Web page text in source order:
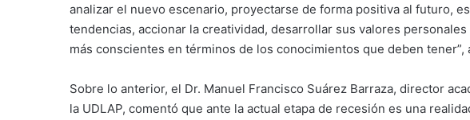
analizar el nuevo escenario, proyectarse de forma positiva al futuro,
tendencias, accionar la creatividad, desarrollar sus valores
más conscientes en términos de los conocimientos que deben tener”,
Sobre lo anterior, el Dr. Manuel Francisco Suárez Barraza, director
la UDLAP, comentó que ante la actual etapa de recesión es una